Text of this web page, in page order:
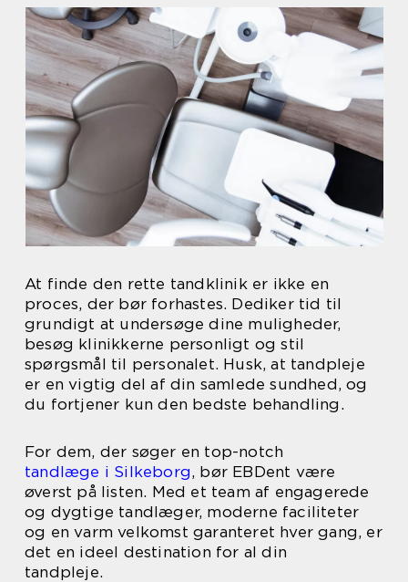
At finde den rette tandklinik er ikke en
proces, der bør forhastes. Dediker tid til
grundigt at undersøge dine muligheder,
besøg klinikkerne personligt og stil
spørgsmål til personalet. Husk, at tandpleje
er en vigtig del af din samlede sundhed, og
du fortjener kun den bedste behandling.
For dem, der søger en top-notch
tandlæge i Silkeborg, bør EBDent være
øverst på listen. Med et team af engagerede
og dygtige tandlæger, moderne faciliteter
og en varm velkomst garanteret hver gang, er
det en ideel destination for al din
tandpleje.